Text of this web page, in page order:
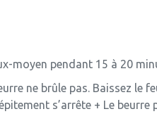
moyen pendant 15 à 20
ne brûle pas. Baissez le
s’arrête + Le beurre